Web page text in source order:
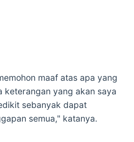
maaf atas apa yang
keterangan yang akan saya
sebanyak dapat
semua," katanya.